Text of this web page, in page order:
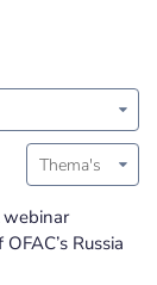
Thema's
webinar
Russia